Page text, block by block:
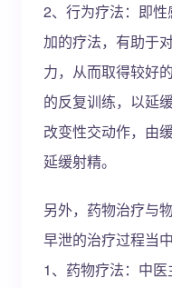
2、行为疗法：即
加的疗法，有助于
力，从而取得较好
的反复训练，以延
改变性交动作，由
延缓射精。
另外，药物治疗与
早泄的治疗过程当
1、药物疗法：中